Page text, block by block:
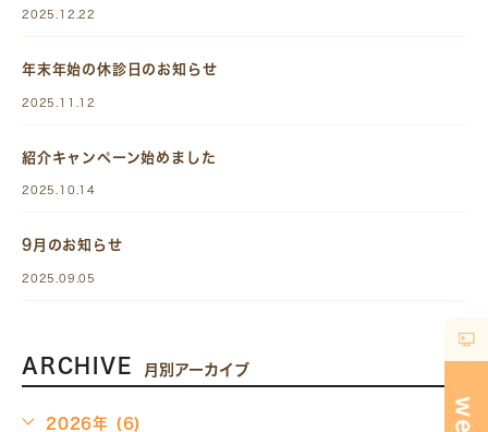
2025.12.22
年末年始の休診日のお知らせ
2025.11.12
紹介キャンペーン始めました
2025.10.14
9月のお知らせ
2025.09.05
ARCHIVE 月別アーカイブ
2026年 (6)